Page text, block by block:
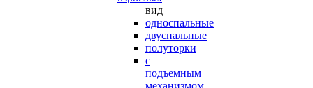
вид
односпальные
двуспальные
полуторки
с
подъемным
механизмом